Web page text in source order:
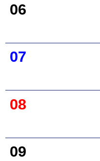
06
07
08
09